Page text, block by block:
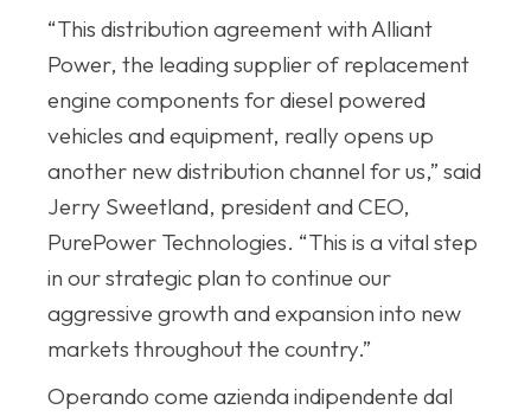
“This distribution agreement with Alliant
Power, the leading supplier of replacement
engine components for diesel powered
vehicles and equipment, really opens up
another new distribution channel for us,” said
Jerry Sweetland, president and CEO,
PurePower Technologies. “This is a vital step
in our strategic plan to continue our
aggressive growth and expansion into new
markets throughout the country.”
Operando come azienda indipendente dal